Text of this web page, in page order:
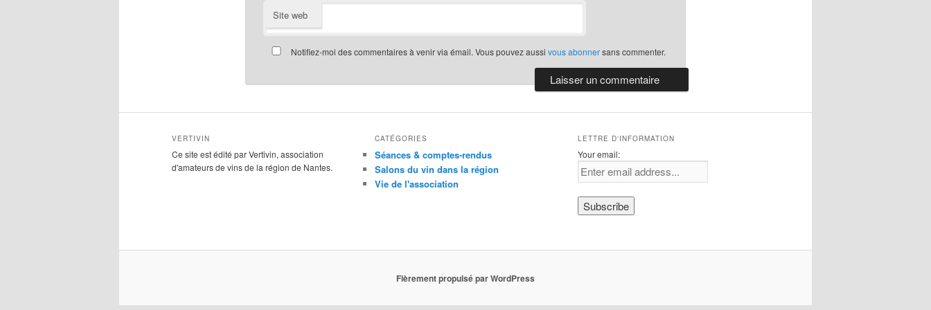
Site web
Notifiez-moi des commentaires à venir via émail. Vous pouvez aussi vous abonnersans commenter.
VERTIVIN
Ce site est édité par Vertivin, association
d'amateurs de vins de la région de Nantes.
CATÉGORIES
Séances & comptes-rendus
Salons du vin dans la région
Vie de l'association
LETTRE D'INFORMATION
Your email:
Fièrement propulsé par WordPress